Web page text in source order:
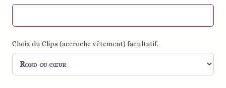
Choix du Clips (accroche vêtement) facultatif.